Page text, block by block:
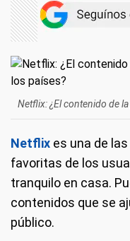
Netflix: ¿El contenido de
Netflix es una de
favoritas de los
tranquilo en casa.
contenidos que se
público.